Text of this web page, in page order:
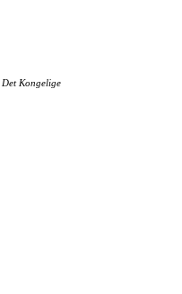
Det Kongelige